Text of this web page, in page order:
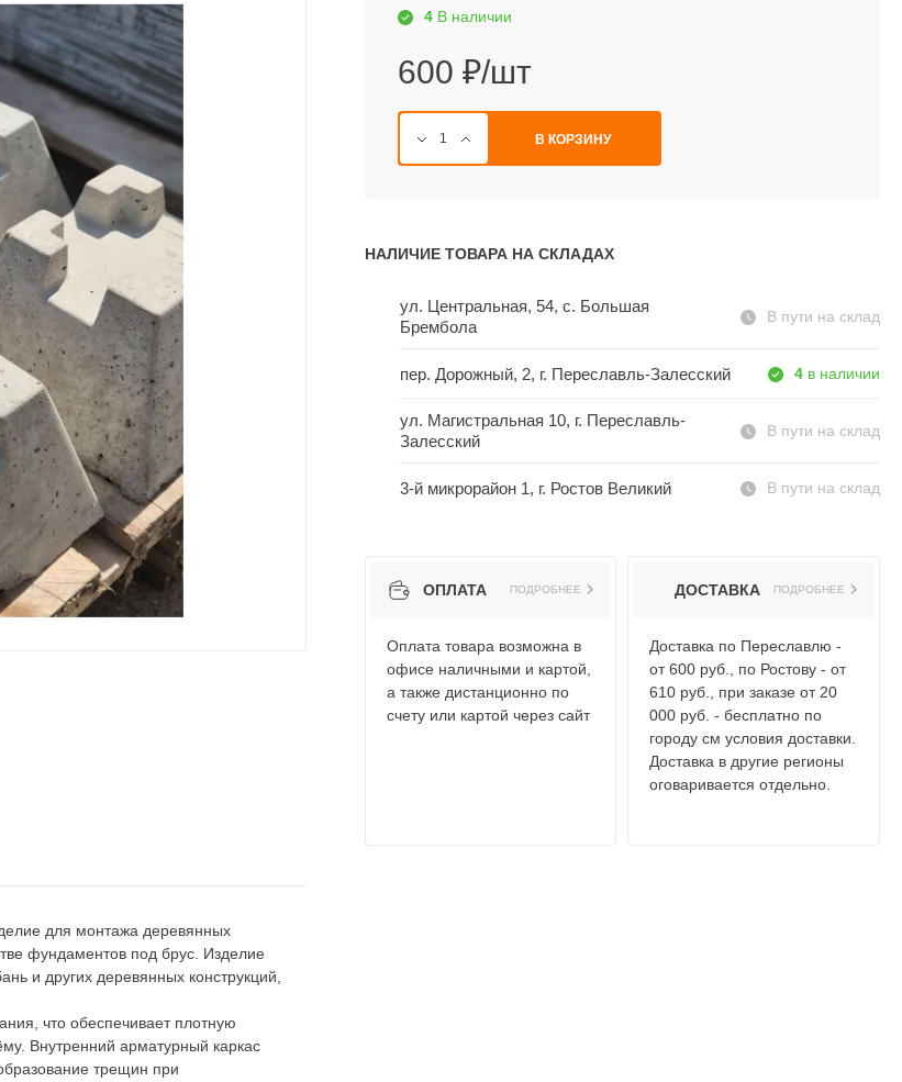
4 В наличии
600 ₽/шт
В КОРЗИНУ
НАЛИЧИЕ ТОВАРА НА СКЛАДАХ
ул. Центральная, 54, c. Большая
Брембола
В пути на склад
пер. Дорожный, 2, г. Переславль-Залесский 4 в наличии
ул. Магистральная 10, г. Переславль-
Залесский
В пути на склад
3-й микрорайон 1, г. Ростов Великий В пути на склад
ОПЛАТА ПОДРОБНЕЕ
Оплата товара возможна в
офисе наличными и картой,
а также дистанционно по
счету или картой через сайт
ДОСТАВКА ПОДРОБНЕЕ
Доставка по Переславлю -
от 600 руб., по Ростову - от
610 руб., при заказе от 20
000 руб. - бесплатно по
городу см условия доставки.
Доставка в другие регионы
оговаривается отдельно.
для монтажа деревянных
фундаментов под брус. Изделие
и других деревянных конструкций,
что обеспечивает плотную
Внутренний арматурный каркас
трещин при